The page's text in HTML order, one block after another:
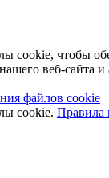
cookie, чтобы
веб-сайта и
файлов cookie
cookie. Правила